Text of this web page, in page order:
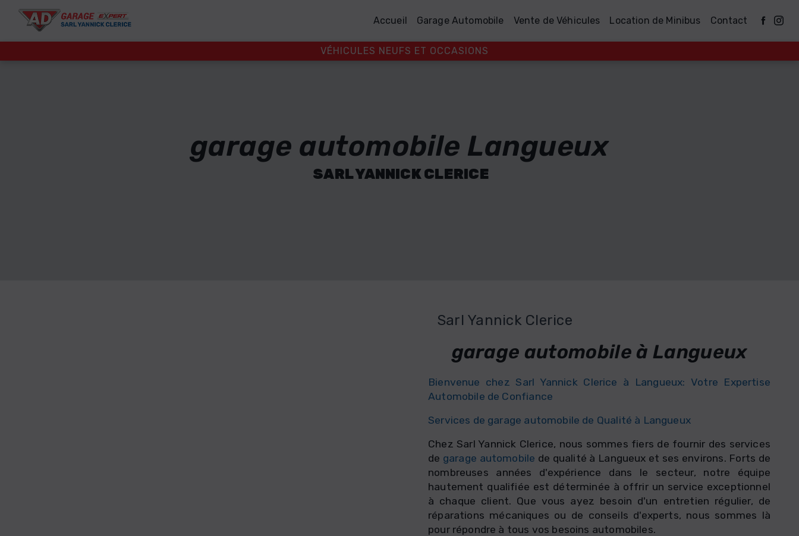
Accueil Garage Automobile Vente de Véhicules Location de Minibus Contact
VÉHICULES NEUFS ET OCCASIONS
garage automobile Langueux
SARL YANNICK CLERICE
Sarl Yannick Clerice
garage automobile à Langueux
Bienvenue chez Sarl Yannick Clerice à Langueux: Votre Expertise
Automobile de Confiance
Services de garage automobile de Qualité à Langueux
Chez Sarl Yannick Clerice, nous sommes fiers de fournir des services
de garage automobile de qualité à Langueux et ses environs. Forts de
nombreuses années d'expérience dans le secteur, notre équipe
hautement qualifiée est déterminée à offrir un service exceptionnel
à chaque client. Que vous ayez besoin d'un entretien régulier, de
réparations mécaniques ou de conseils d'experts, nous sommes là
pour répondre à tous vos besoins automobiles.
Panneau de gestion des cookies